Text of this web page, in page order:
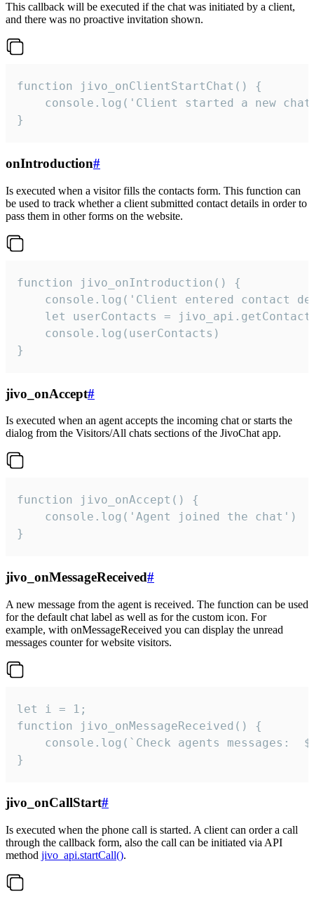
This callback will be executed if the chat was initiated by a client,
and there was no proactive invitation shown.
function jivo_onClientStartChat() {
console.log('Client started a new
}
onIntroduction#
Is executed when a visitor fills the contacts form. This function can
be used to track whether a client submitted contact details in order to
pass them in other forms on the website.
function jivo_onIntroduction() {
console.log('Client entered contact
let userContacts =
    console.log(userContacts)
}
jivo_onAccept#
Is executed when an agent accepts the incoming chat or starts the
dialog from the Visitors/All chats sections of the JivoChat app.
function jivo_onAccept() {
}
jivo_onMessageReceived#
A new message from the agent is received. The function can be used
for the default chat label as well as for the custom icon. For
example, with onMessageReceived you can display the unread
messages counter for website visitors.
let i = 1;
function jivo_onMessageReceived() {
}
jivo_onCallStart#
Is executed when the phone call is started. A client can order a call
through the callback form, also the call can be initiated via API
method jivo_api.startCall().